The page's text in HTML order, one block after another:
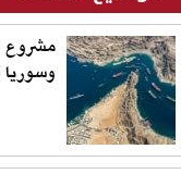
مشروع